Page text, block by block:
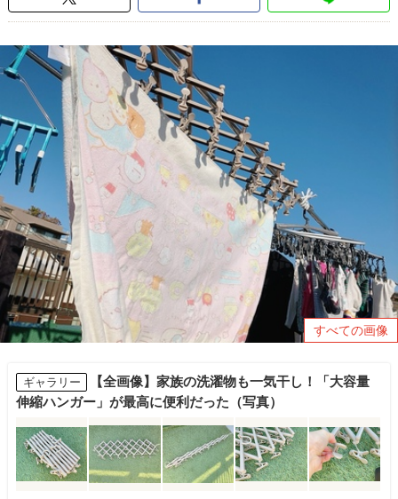
すべての画像
ギャラリー
【全画像】家族の洗濯物も一気干し！「大容量
伸縮ハンガー」が最高に便利だった（写真）